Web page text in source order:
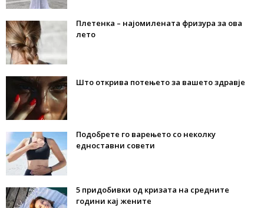
Плетенка – најомилената фризура за ова
лето
Што открива потењето за вашето здравје
Подобрете го варењето со неколку
едноставни совети
5 придобивки од кризата на средните
години кај жените